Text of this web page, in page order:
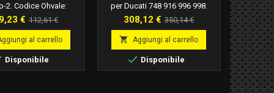
2. Codice Ohvale:
Telaietto
compatibile con
2 e Ohvale Gp-0 110
e 160 EVO.
€ Prezzo
base
112,61 €
al carrello
Disponibile
per Ducati 748 916 996 998.
Codice Dm: D002. Questo
telaietto non è omologato per
l'uso stradale. Questo telaietto
verrà fornito grezzo, in
colorazione argento senza
verniciatura. Materiale:
Prezzo
308,12 € Prezzo
base
350,14 €
 Aggiungi al carrello
 Disponibile